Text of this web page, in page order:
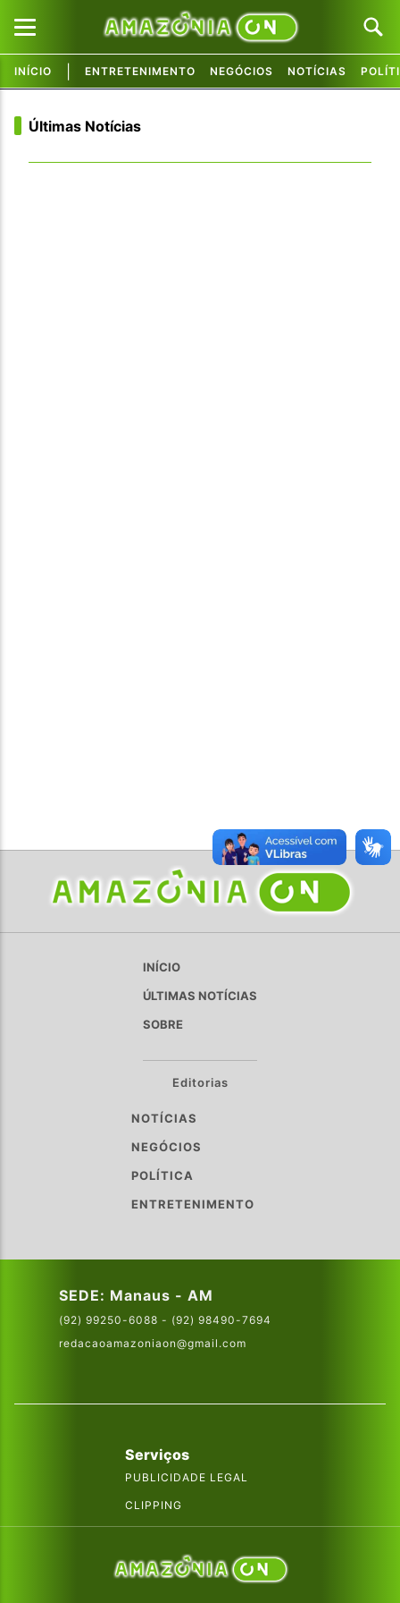
INÍCIO ENTRETENIMENTO NEGÓCIOS NOTÍCIAS
Últimas Notícias
INÍCIO
ÚLTIMAS NOTÍCIAS
SOBRE
Editorias
NOTÍCIAS
NEGÓCIOS
POLÍTICA
ENTRETENIMENTO
SEDE: Manaus - AM
(92) 99250-6088 - (92) 98490-7694
redacaoamazoniaon@gmail.com
Serviços
PUBLICIDADE LEGAL
CLIPPING